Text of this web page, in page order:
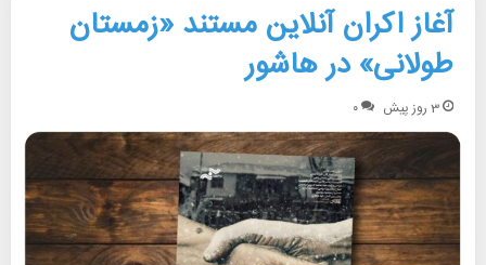
آغاز اکران آنلاین مستند «زمستان
طولانی» در هاشور
3 روز پیش ۰